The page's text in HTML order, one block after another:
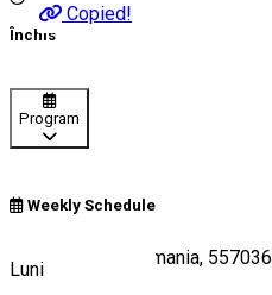
Copied!
Închis
Program
Weekly Schedule
Luni
Apos, Aposul, Romania, 557036